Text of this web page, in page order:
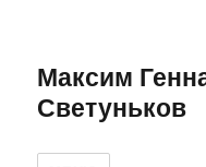
Максим
Светуньков